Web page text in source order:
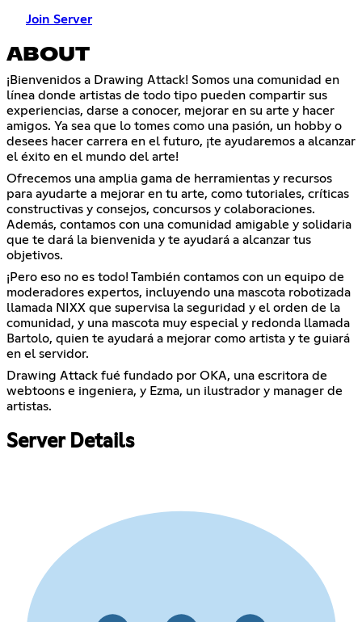
Join Server
ABOUT
¡Bienvenidos a Drawing Attack! Somos una comunidad en
línea donde artistas de todo tipo pueden compartir sus
experiencias, darse a conocer, mejorar en su arte y hacer
amigos. Ya sea que lo tomes como una pasión, un hobby o
desees hacer carrera en el futuro, ¡te ayudaremos a alcanzar
el éxito en el mundo del arte!
Ofrecemos una amplia gama de herramientas y recursos
para ayudarte a mejorar en tu arte, como tutoriales, críticas
constructivas y consejos, concursos y colaboraciones.
Además, contamos con una comunidad amigable y solidaria
que te dará la bienvenida y te ayudará a alcanzar tus
objetivos.
¡Pero eso no es todo! También contamos con un equipo de
moderadores expertos, incluyendo una mascota robotizada
llamada NIXX que supervisa la seguridad y el orden de la
comunidad, y una mascota muy especial y redonda llamada
Bartolo, quien te ayudará a mejorar como artista y te guiará
en el servidor.
Drawing Attack fué fundado por OKA, una escritora de
webtoons e ingeniera, y Ezma, un ilustrador y manager de
artistas.
Server Details